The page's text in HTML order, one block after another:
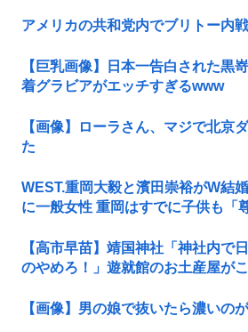
アメリカの共和党内でブリトー内
【巨乳画像】日本一告白された黒
着グラビアがエッチすぎるwww
【画像】ローラさん、マジで北京
た
WEST.重岡大毅と濱田崇裕がW結
に一般女性 重岡はすでに子供も「
【高市早苗】靖国神社「神社内で
のやめろ！」遊就館のお土産屋が
【画像】男の娘で抜いたら濃いの